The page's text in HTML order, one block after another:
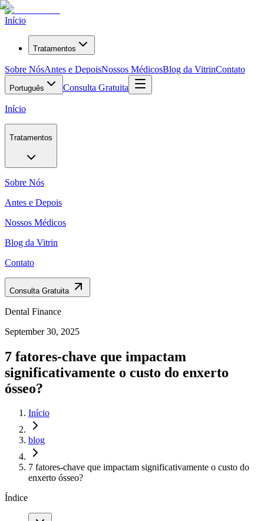
Início
Tratamentos
Sobre NósAntes e DepoisNossos MédicosBlog da VitrinContato
Português Consulta Gratuita
Início
Tratamentos
Sobre Nós
Antes e Depois
Nossos Médicos
Blog da Vitrin
Contato
Consulta Gratuita
Dental Finance
September 30, 2025
7 fatores-chave que impactam
significativamente o custo do enxerto
ósseo?
Início
blog
7 fatores-chave que impactam significativamente o custo do
enxerto ósseo?
Índice